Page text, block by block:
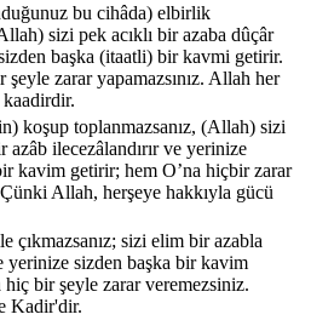
bu cihâda) elbirlik
sizi pek acıklı bir azaba dûçâr
başka (itaatli) bir kavmi getirir.
zarar yapamazsınız. Allah her
kaadirdir.
koşup toplanmazsanız, (Allah) sizi
azâb ilecezâlandırır ve yerinize
kavim getirir; hem O’na hiçbir zarar
Allah, herşeye hakkıyla gücü
çıkmazsanız; sizi elim bir azabla
yerinize sizden başka bir kavim
hiç bir şeyle zarar veremezsiniz.
Kadir'dir.